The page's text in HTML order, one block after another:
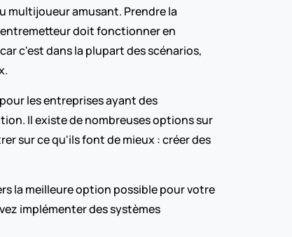
multijoueur amusant. Prendre la
doit fonctionner en
c'est dans la plupart des scénarios,
les entreprises ayant des
Il existe de nombreuses options sur
sur ce qu'ils font de mieux : créer des
la meilleure option possible pour votre
implémenter des systèmes